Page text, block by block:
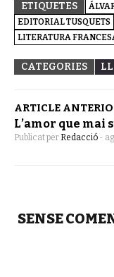
ETIQUETES
EDITORIAL TUSQUETS
LITERATURA
CATEGORIES
ARTICLE
L’amor que mai
Publicat per Redacció -
SENSE